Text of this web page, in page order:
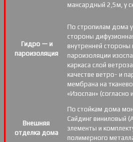
мансардный 2,5м, у
Гидро — и
пароизоляция
По стропилам дома
стороны
внутренней стороны
пароизоляции
каркаса слой
качестве ветро- и
мембрана на
«Изоспан» (согласно
Внешняя
отделка дома
По стойкам дома
Сайдинг виниловый
элементы и
полимерного